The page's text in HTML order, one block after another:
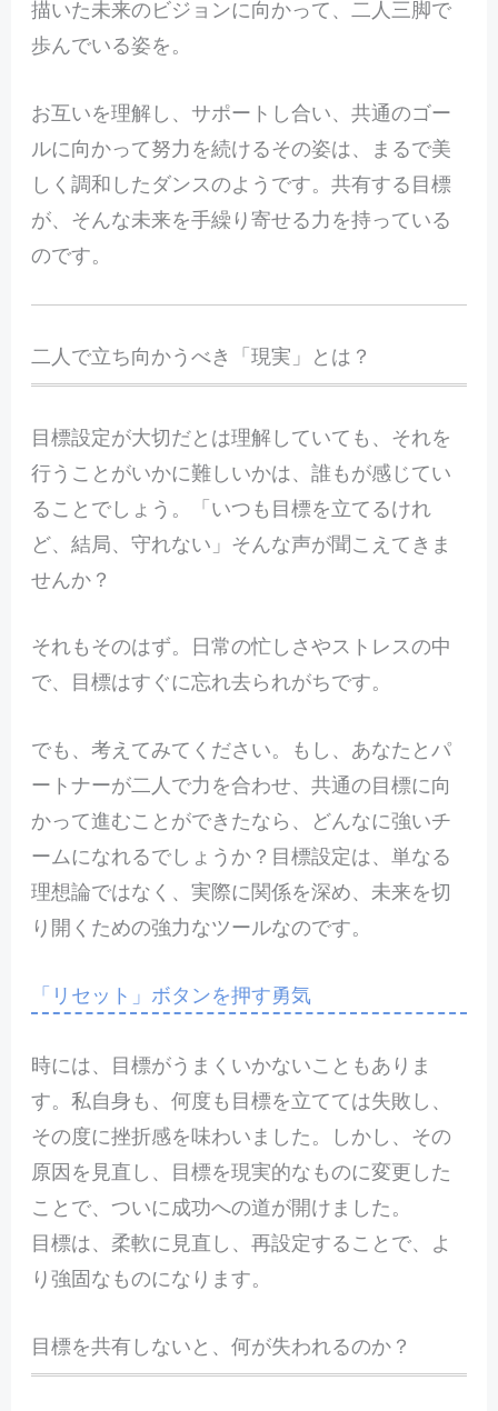
描いた未来のビジョンに向かって、二人三脚で
歩んでいる姿を。
お互いを理解し、サポートし合い、共通のゴー
ルに向かって努力を続けるその姿は、まるで美
しく調和したダンスのようです。共有する目標
が、そんな未来を手繰り寄せる力を持っている
のです。
二人で立ち向かうべき「現実」とは？
目標設定が大切だとは理解していても、それを
行うことがいかに難しいかは、誰もが感じてい
ることでしょう。「いつも目標を立てるけれ
ど、結局、守れない」そんな声が聞こえてきま
せんか？
それもそのはず。日常の忙しさやストレスの中
で、目標はすぐに忘れ去られがちです。
でも、考えてみてください。もし、あなたとパ
ートナーが二人で力を合わせ、共通の目標に向
かって進むことができたなら、どんなに強いチ
ームになれるでしょうか？目標設定は、単なる
理想論ではなく、実際に関係を深め、未来を切
り開くための強力なツールなのです。
「リセット」ボタンを押す勇気
時には、目標がうまくいかないこともありま
す。私自身も、何度も目標を立てては失敗し、
その度に挫折感を味わいました。しかし、その
原因を見直し、目標を現実的なものに変更した
ことで、ついに成功への道が開けました。
目標は、柔軟に見直し、再設定することで、よ
り強固なものになります。
目標を共有しないと、何が失われるのか？